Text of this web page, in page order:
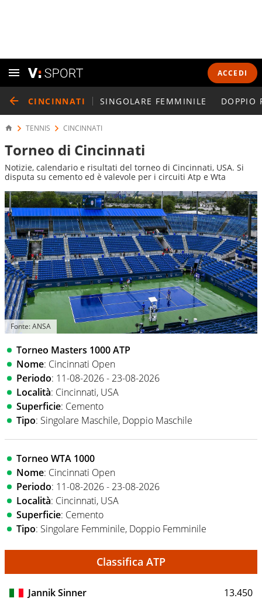
ACCEDI
CINCINNATI SINGOLARE FEMMINILE DOPPIO
TENNIS CINCINNATI
Torneo di Cincinnati
Notizie, calendario e risultati del torneo di Cincinnati, USA. Si
disputa su cemento ed è valevole per i circuiti Atp e Wta
Fonte: ANSA
Torneo Masters 1000 ATP
Nome: Cincinnati Open
Periodo: 11-08-2026 - 23-08-2026
Località: Cincinnati, USA
Superficie: Cemento
Tipo: Singolare Maschile, Doppio Maschile
Torneo WTA 1000
Nome: Cincinnati Open
Periodo: 11-08-2026 - 23-08-2026
Località: Cincinnati, USA
Superficie: Cemento
Tipo: Singolare Femminile, Doppio Femminile
Classifica ATP
Jannik Sinner 13.450